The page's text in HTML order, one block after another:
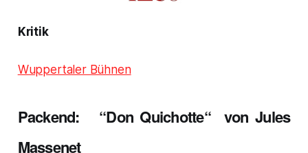
Kritik
Wuppertaler Bühnen
Packend: “Don Quichotte“ von Jules
Massenet